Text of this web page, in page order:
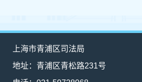
上海市青浦区司法局
地址：青浦区青松路231号